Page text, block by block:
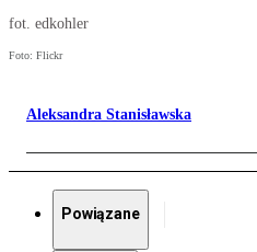
fot. edkohler
Foto: Flickr
Aleksandra Stanisławska
Powiązane